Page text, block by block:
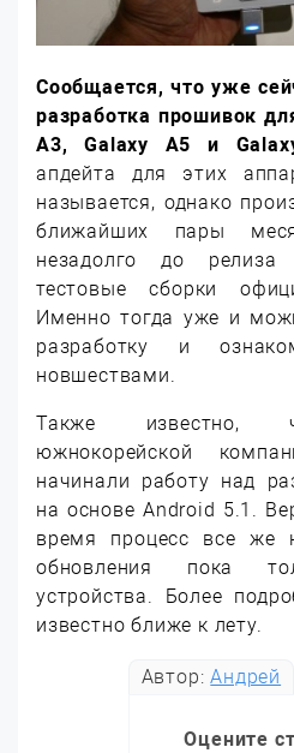
Сообщается, что уже
разработка прошивок
A3, Galaxy A5 и
апдейта для этих
называется, однако
ближайших пары
незадолго до
тестовые сборки
Именно тогда уже и
разработку и
новшествами.
Также известно,
южнокорейской
начинали работу над
на основе Android 5.1.
время процесс все же
обновления пока
устройства. Более
известно ближе к лету.
Автор:Андрей
Оцените